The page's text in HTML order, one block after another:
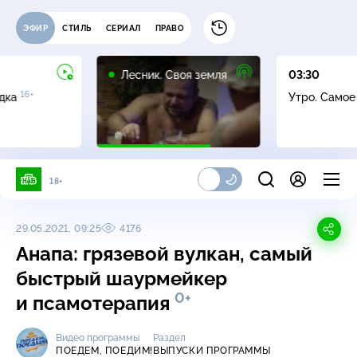
ЭФИР СТИЛЬ СЕРИАЛ ПРАВО
16+
Лесник. Своя земля
16+
03:30
Утро.
18+
29.05.2021, 09:25 4176
Анапа: грязевой вулкан, самый
быстрый шаурмейкер
и псамотерапия 0+
Видео программы
ПОЕДЕМ, ПОЕДИМ!
Раздел
ВЫПУСКИ ПРОГРАММЫ